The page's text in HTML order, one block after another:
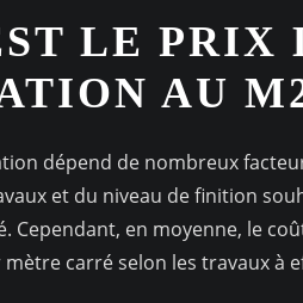
LE PRIX
AU
dépend de nombreux
et du niveau de finition
Cependant, en moyenne, le
mètre carré selon les travaux à